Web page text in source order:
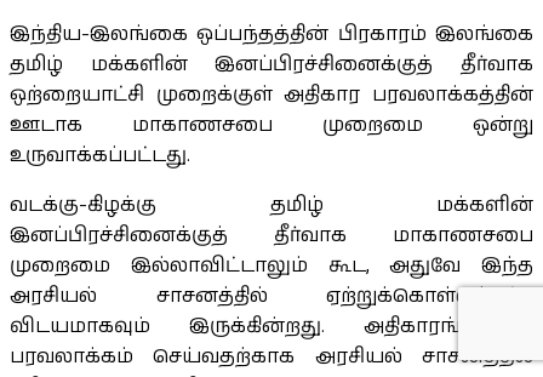
இந்திய-இலங்கை ஒப்பந்தத்தின் பிரகாரம் இலங்கை
தமிழ் மக்களின் இனப்பிரச்சினைக்குத் தீர்வாக
ஒற்றையாட்சி முறைக்குள் அதிகார பரவலாக்கத்தின்
ஊடாக மாகாணசபை முறைமை ஒன்று
உருவாக்கப்பட்டது.
வடக்கு-கிழக்கு தமிழ் மக்களின்
இனப்பிரச்சினைக்குத் தீர்வாக மாகாணசபை
முறைமை இல்லாவிட்டாலும் கூட, அதுவே இந்த
அரசியல் சாசனத்தில் ஏற்றுக்கொள்ளப்பட்ட
விடயமாகவும் இருக்கின்றது. அதிகாரங்களைப்
பரவலாக்கம் செய்வதற்காக அரசியல் சாசனத்தில்